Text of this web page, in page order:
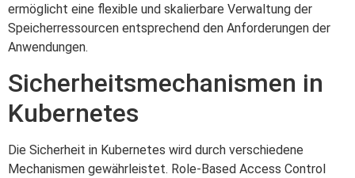
ermöglicht eine flexible und skalierbare Verwaltung der
Speicherressourcen entsprechend den Anforderungen der
Anwendungen.
Sicherheitsmechanismen in
Kubernetes
Die Sicherheit in Kubernetes wird durch verschiedene
Mechanismen gewährleistet. Role-Based Access Control